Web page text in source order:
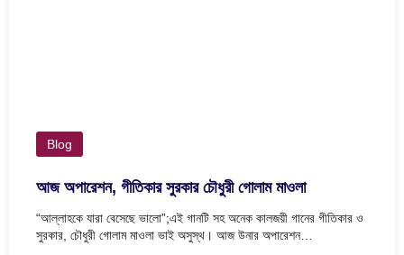
Blog
আজ অপারেশন, গীতিকার সুরকার চৌধুরী গোলাম মাওলা
“আল্লাহকে যারা বেসেছে ভালো”;এই গানটি সহ অনেক কালজয়ী গানের গীতিকার ও
সুরকার, চৌধুরী গোলাম মাওলা ভাই অসুস্থ। আজ উনার অপারেশন…